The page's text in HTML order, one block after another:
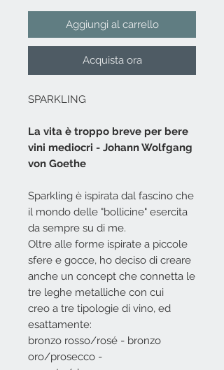
Aggiungi al carrello
Acquista ora
SPARKLING
La vita è troppo breve per bere
vini mediocri - Johann Wolfgang
von Goethe
Sparkling è ispirata dal fascino che
il mondo delle "bollicine" esercita
da sempre su di me.
Oltre alle forme ispirate a piccole
sfere e gocce, ho deciso di creare
anche un concept che connetta le
tre leghe metalliche con cui
creo a tre tipologie di vino, ed
esattamente:
bronzo rosso/rosé - bronzo
oro/prosecco -